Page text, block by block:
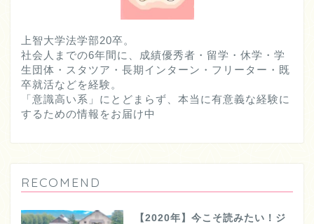
上智大学法学部20卒。
社会人までの6年間に、成績優秀者・留学・休学・学
生団体・スタツア・長期インターン・フリーター・既
卒就活などを経験。
「意識高い系」にとどまらず、本当に有意義な経験に
するための情報をお届け中
RECOMEND
【2020年】今こそ読みたい！ジ